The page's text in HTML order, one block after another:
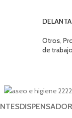
Otros,
de trabajo